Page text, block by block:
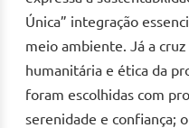
Única” integração
meio ambiente. Já a
humanitária e ética da
foram escolhidas com
serenidade e confiança;